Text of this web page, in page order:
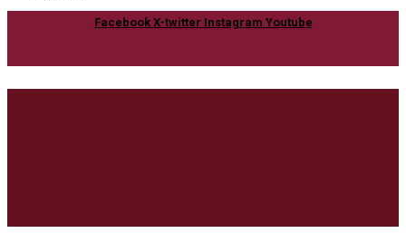
Facebook X-twitter Instagram Youtube